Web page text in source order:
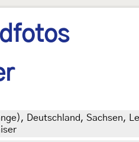
Deutschland, Sachsen,